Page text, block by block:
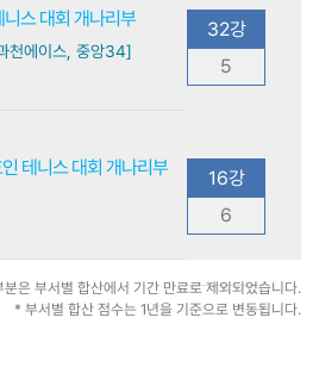
스 대회 개나리부
천에이스, 중앙34]
32강
5
테니스 대회 개나리부
16강
6
은 부서별 합산에서 기간 만료로 제외되었습니다.
* 부서별 합산 점수는 1년을 기준으로 변동됩니다.